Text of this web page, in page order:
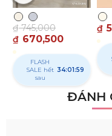
₫ 670,500
₫745,000
FLASH
SALE hết
sau
34:01:58
₫
ĐÁNH